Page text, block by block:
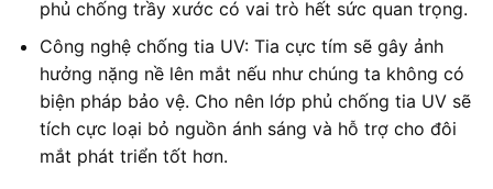
phủ chống trầy xước có vai trò hết sức quan trọng.
Công nghệ chống tia UV: Tia cực tím sẽ gây ảnh
hưởng nặng nề lên mắt nếu như chúng ta không có
biện pháp bảo vệ. Cho nên lớp phủ chống tia UV sẽ
tích cực loại bỏ nguồn ánh sáng và hỗ trợ cho đôi
mắt phát triển tốt hơn.